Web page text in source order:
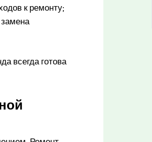
к ремонту;
всегда готова